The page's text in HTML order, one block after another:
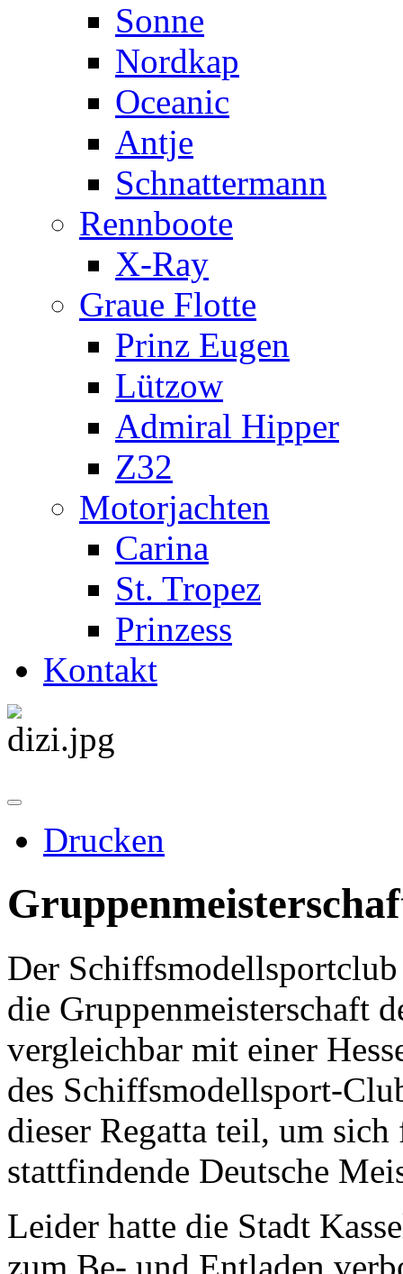
Sonne
Nordkap
Oceanic
Antje
Schnattermann
Rennboote
X-Ray
Graue Flotte
Prinz Eugen
Lützow
Admiral Hipper
Z32
Motorjachten
Carina
St. Tropez
Prinzess
Kontakt
Drucken
Der
die Gruppenmeisterschaft
vergleichbar mit einer
des Schiffsmodellsport-
dieser Regatta teil, um
stattfindende Deutsche
Leider hatte die Stadt
zum Be- und Entladen